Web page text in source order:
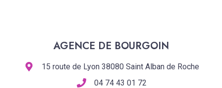
AGENCE DE BOURGOIN
15 route de Lyon 38080 Saint Alban de Roche
04 74 43 01 72